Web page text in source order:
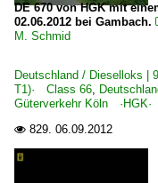
DE 670 von HGK mit
02.06.2012 bei Gambach.
M. Schmid
Deutschland / Dieselloks
T1)· Class 66,
Güterverkehr Köln ·HGK·
 829. 06.09.2012